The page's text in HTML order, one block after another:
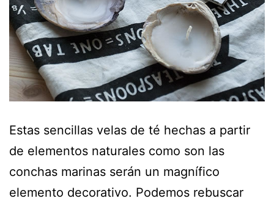
Estas sencillas velas de té hechas a partir
de elementos naturales como son las
conchas marinas serán un magnífico
elemento decorativo. Podemos rebuscar